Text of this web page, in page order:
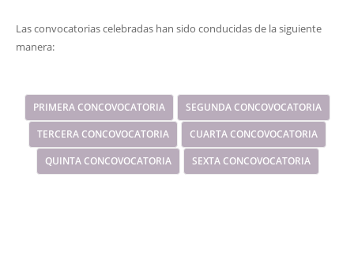
Las convocatorias celebradas han sido conducidas de la siguiente
manera:
PRIMERA CONCOVOCATORIA
SEGUNDA CONCOVOCATORIA
TERCERA CONCOVOCATORIA
CUARTA CONCOVOCATORIA
QUINTA CONCOVOCATORIA
SEXTA CONCOVOCATORIA